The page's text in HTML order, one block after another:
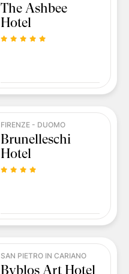
The Ashbee
Hotel
FIRENZE - DUOMO
Brunelleschi
Hotel
SAN PIETRO IN CARIANO
Byblos Art Hotel